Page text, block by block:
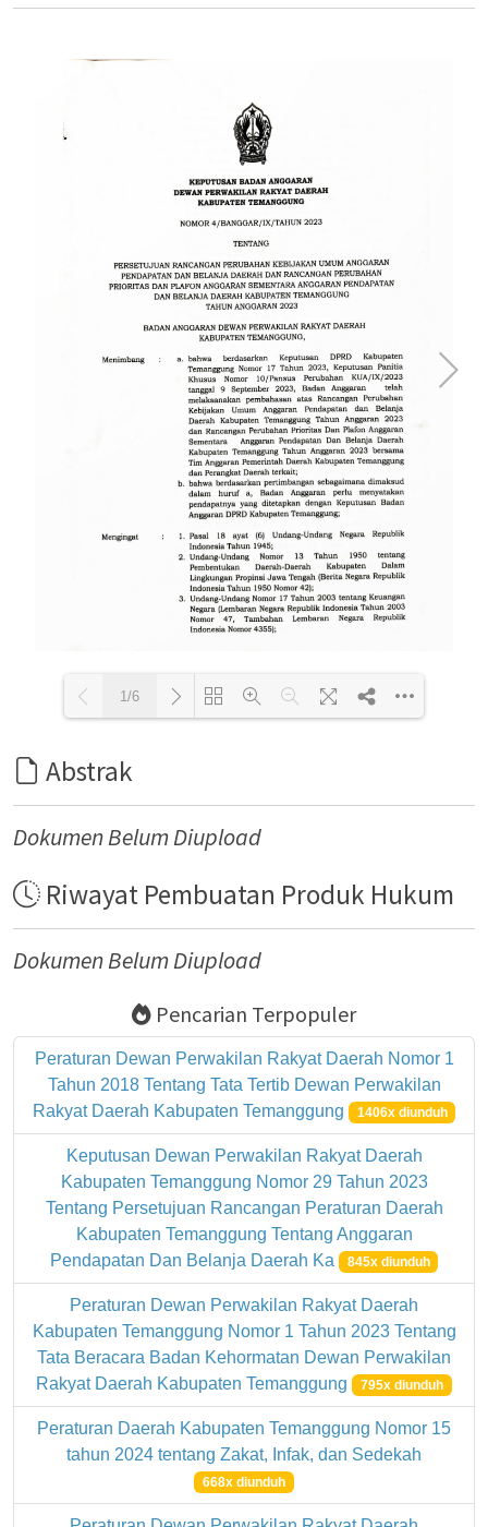
1/6
Abstrak
Dokumen Belum Diupload
Riwayat Pembuatan Produk Hukum
Dokumen Belum Diupload
Pencarian Terpopuler
Peraturan Dewan Perwakilan Rakyat Daerah Nomor 1
Tahun 2018 Tentang Tata Tertib Dewan Perwakilan
Rakyat Daerah Kabupaten Temanggung
1406x diunduh
Keputusan Dewan Perwakilan Rakyat Daerah
Kabupaten Temanggung Nomor 29 Tahun 2023
Tentang Persetujuan Rancangan Peraturan Daerah
Kabupaten Temanggung Tentang Anggaran
Pendapatan Dan Belanja Daerah Ka
845x diunduh
Peraturan Dewan Perwakilan Rakyat Daerah
Kabupaten Temanggung Nomor 1 Tahun 2023 Tentang
Tata Beracara Badan Kehormatan Dewan Perwakilan
Rakyat Daerah Kabupaten Temanggung 795x diunduh
Peraturan Daerah Kabupaten Temanggung Nomor 15
tahun 2024 tentang Zakat, Infak, dan Sedekah
668x diunduh